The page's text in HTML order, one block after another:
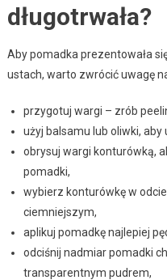
długotrwała?
Aby pomadka prezentowała
ustach, warto zwrócić uwagę
przygotuj wargi – zrób
użyj balsamu lub oliwki, aby
obrysuj wargi konturówką,
pomadki,
wybierz konturówkę w
ciemniejszym,
aplikuj pomadkę najlepiej
odciśnij nadmiar pomadki
transparentnym pudrem,